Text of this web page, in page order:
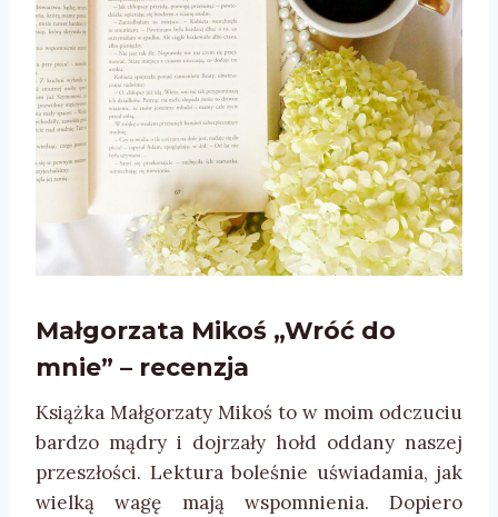
Małgorzata Mikoś „Wróć do
mnie” – recenzja
Książka Małgorzaty Mikoś to w moim odczuciu
bardzo mądry i dojrzały hołd oddany naszej
przeszłości. Lektura boleśnie uświadamia, jak
wielką wagę mają wspomnienia. Dopiero